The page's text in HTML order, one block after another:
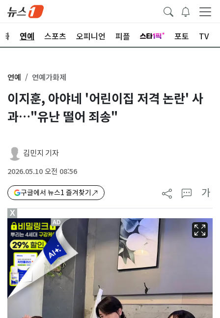
화 연예 스포츠 오피니언 피플 포토 TV
연예 연예가화제
이지훈, 아야네 '어린이집 저격 논란' 사
과…"유난 떨어 죄송"
김민지 기자
2026.05.10 오전 08:56
구글에서 뉴스1 즐겨찾기 가
X